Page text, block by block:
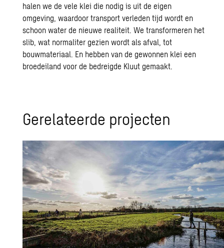
halen we de vele klei die nodig is uit de eigen
omgeving, waardoor transport verleden tijd wordt en
schoon water de nieuwe realiteit. We transformeren het
slib, wat normaliter gezien wordt als afval, tot
bouwmateriaal. En hebben van de gewonnen klei een
broedeiland voor de bedreigde Kluut gemaakt.
Ge­re­la­teer­de pro­jec­ten